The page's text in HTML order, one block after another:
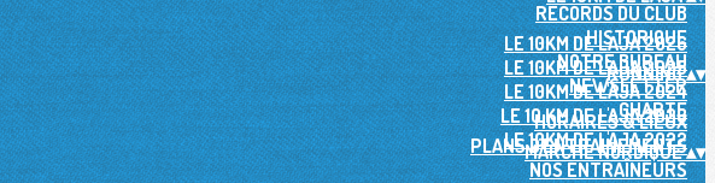
RECORDS DU CLUB
HISTORIQUE
NOTRE BUREAU
NEWSLETTER
CHARTE
LE 10KM DE L'AJA 2026
LE 10KM DE L'AJA 2025
LE 10KM DE L'AJA 2024
LE 10 KM DE L'AJA 2023
LE 10KM DE L'AJA 2022
RUNNING▴▾
HORAIRES & LIEUX
PLANS D'ENTRAINEMENTS
NOS ENTRAÎNEURS
MARCHE NORDIQUE▴▾